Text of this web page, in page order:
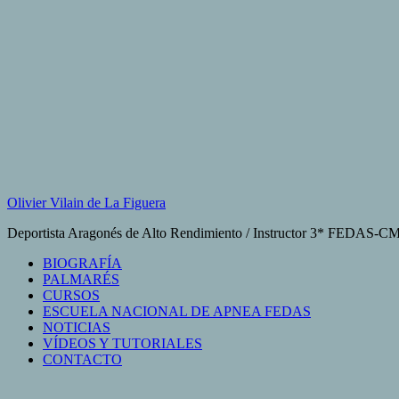
Olivier Vilain de La Figuera
Deportista Aragonés de Alto Rendimiento / Instructor 3* FEDAS-
BIOGRAFÍA
PALMARÉS
CURSOS
ESCUELA NACIONAL DE APNEA FEDAS
NOTICIAS
VÍDEOS Y TUTORIALES
CONTACTO